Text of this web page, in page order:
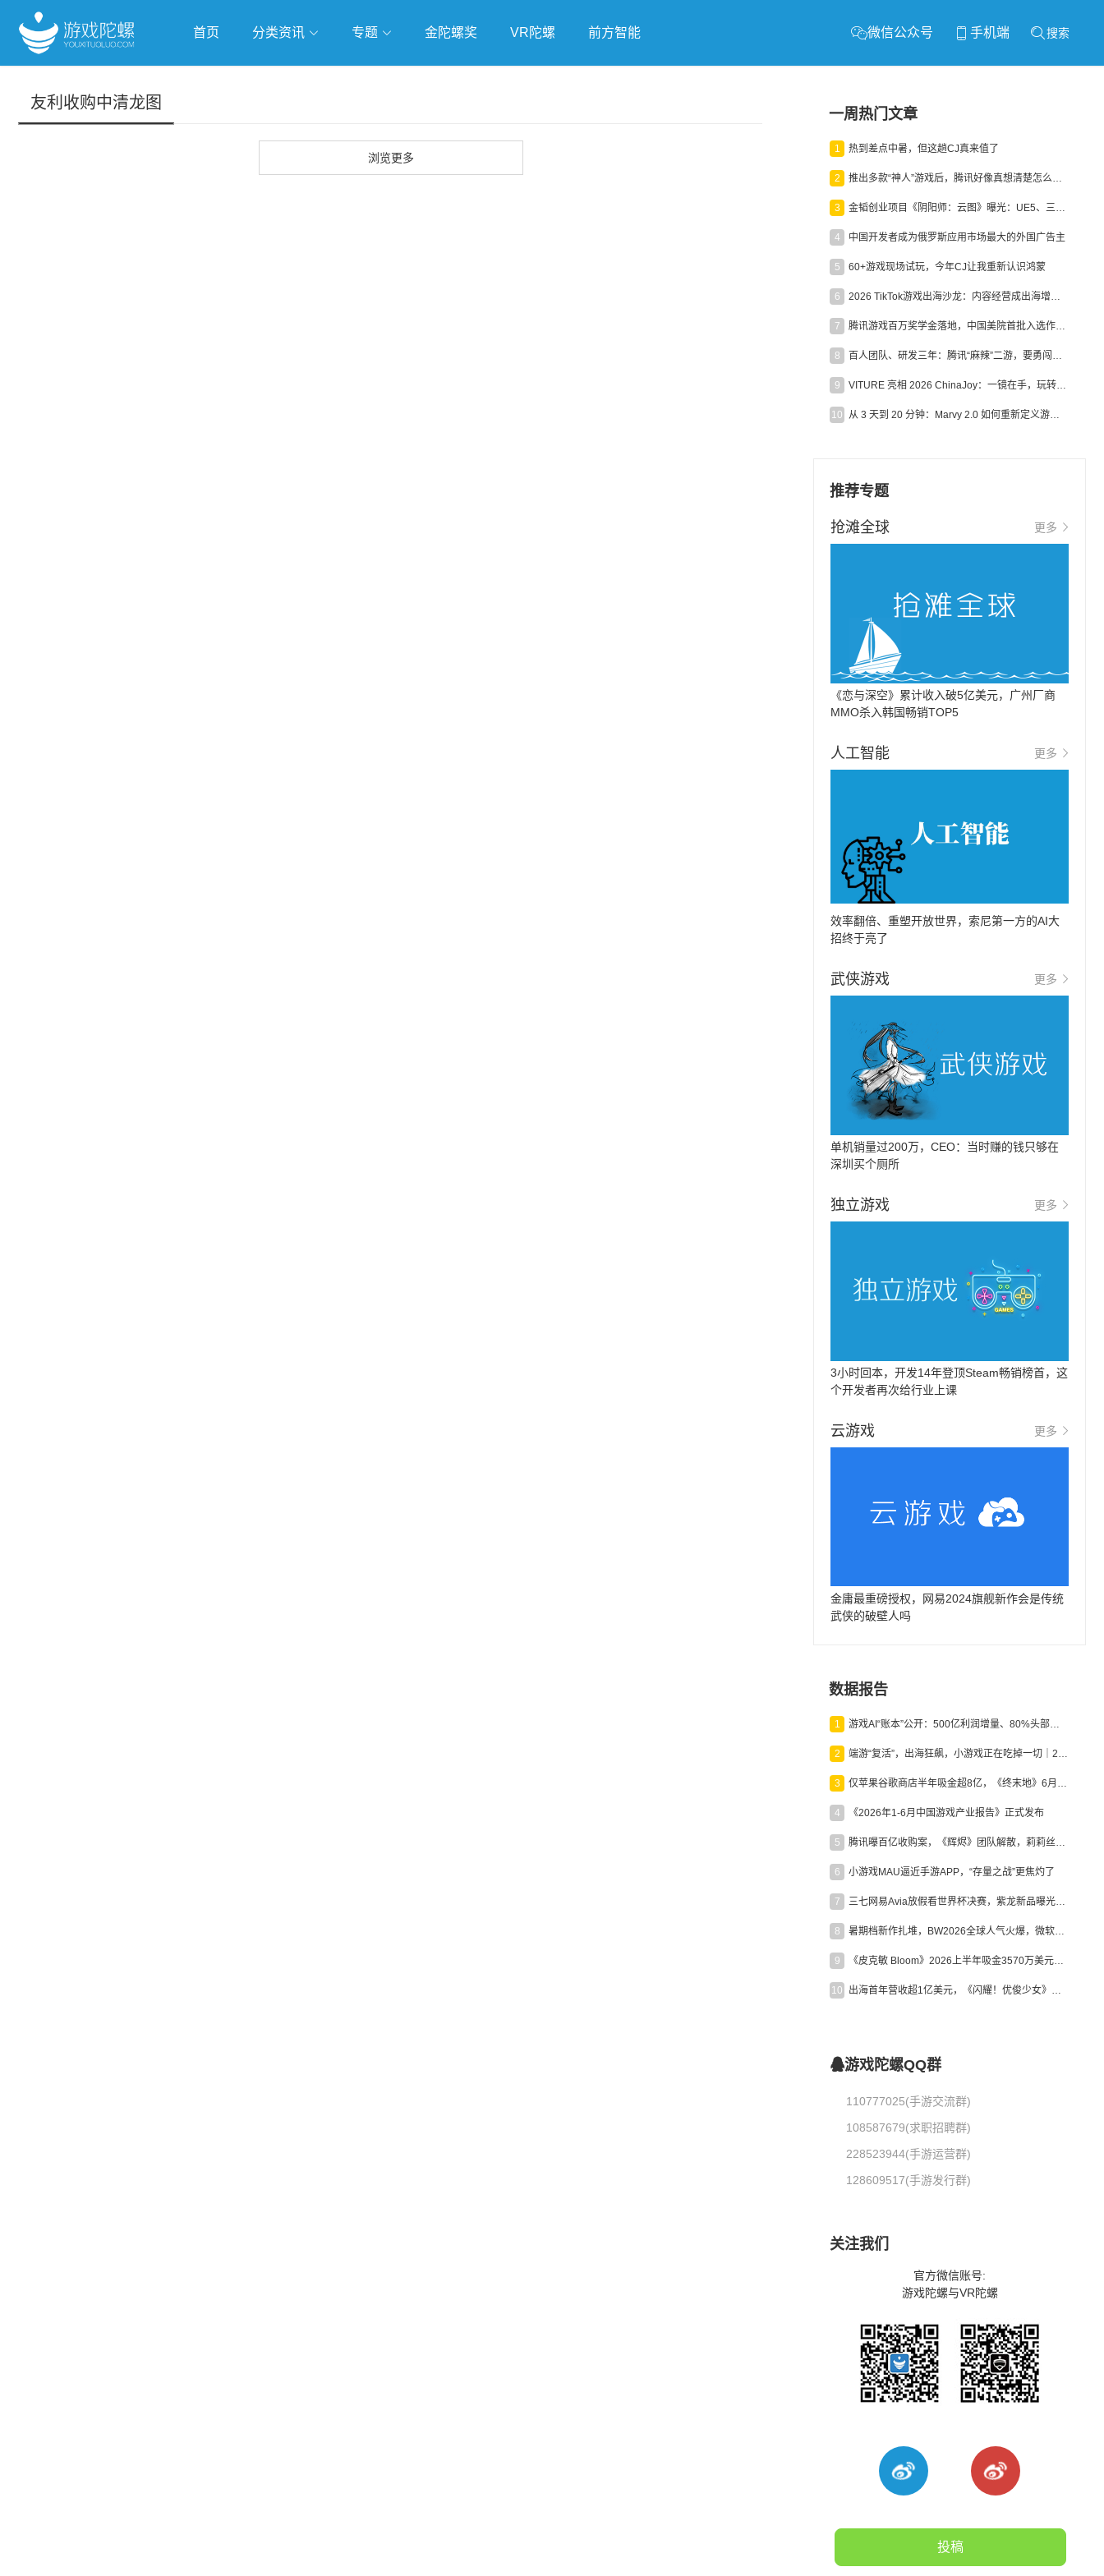
首页 分类资讯 专题 金陀螺奖 VR陀螺 前方智能 微信公众号 手机端 搜索
友利收购中清龙图
浏览更多
一周热门文章
1 热到差点中暑，但这趟CJ真来值了
2 推出多款“神人”游戏后，腾讯好像真想清楚怎么做二次元了
3 金韬创业项目《阴阳师：云图》曝光：UE5、三端互通、ARPG
4 中国开发者成为俄罗斯应用市场最大的外国广告主
5 60+游戏现场试玩，今年CJ让我重新认识鸿蒙
6 2026 TikTok游戏出海沙龙：内容经营成出海增长新引擎
7 腾讯游戏百万奖学金落地，中国美院首批入选作品获业内关注
8 百人团队、研发三年：腾讯“麻辣”二游，要勇闯男性恋爱市场
9 VITURE 亮相 2026 ChinaJoy：一镜在手，玩转全场！
10 从 3 天到 20 分钟：Marvy 2.0 如何重新定义游戏出海营销效率？
推荐专题
抢滩全球 更多
《恋与深空》累计收入破5亿美元，广州厂商
MMO杀入韩国畅销TOP5
人工智能 更多
效率翻倍、重塑开放世界，索尼第一方的AI大
招终于亮了
武侠游戏 更多
单机销量过200万，CEO：当时赚的钱只够在
深圳买个厕所
独立游戏 更多
3小时回本，开发14年登顶Steam畅销榜首，这
个开发者再次给行业上课
云游戏 更多
金庸最重磅授权，网易2024旗舰新作会是传统
武侠的破壁人吗
数据报告
1 游戏AI“账本”公开：500亿利润增量、80%头部入局，谁在闷声发财？
2 端游“复活”，出海狂飙，小游戏正在吃掉一切｜2026上半年产业报告
3 仅苹果谷歌商店半年吸金超8亿，《终末地》6月份收入显著回暖
4 《2026年1-6月中国游戏产业报告》正式发布
5 腾讯曝百亿收购案，《辉烬》团队解散，莉莉丝新作曝光｜陀螺周报
6 小游戏MAU逼近手游APP，“存量之战”更焦灼了
7 三七网易Avia放假看世界杯决赛，紫龙新品曝光，米哈游新作上线 | 陀螺周报
8 暑期档新作扎堆，BW2026全球人气火爆，微软XBOX大裁员|陀螺周报
9 《皮克敏 Bloom》2026上半年吸金3570万美元，中国台湾成最大市场
10 出海首年营收超1亿美元，《闪耀！优俊少女》美国市场占比达七成
游戏陀螺QQ群
110777025(手游交流群)
108587679(求职招聘群)
228523944(手游运营群)
128609517(手游发行群)
关注我们
官方微信账号:
游戏陀螺与VR陀螺
投稿